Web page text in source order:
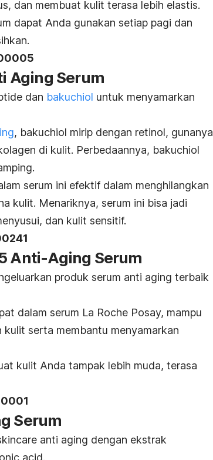
dan membuat kulit terasa lebih elastis.
dapat Anda gunakan setiap pagi dan
Aging Serum
dan bakuchiol untuk menyamarkan
, bakuchiol mirip dengan retinol, gunanya
di kulit. Perbedaannya, bakuchiol
serum ini efektif dalam menghilangkan
kulit. Menariknya, serum ini bisa jadi
dan kulit sensitif.
Anti-Aging Serum
produk serum anti aging terbaik
dalam serum La Roche Posay, mampu
serta membantu menyamarkan
kulit Anda tampak lebih muda, terasa
Serum
anti aging dengan ekstrak
acid